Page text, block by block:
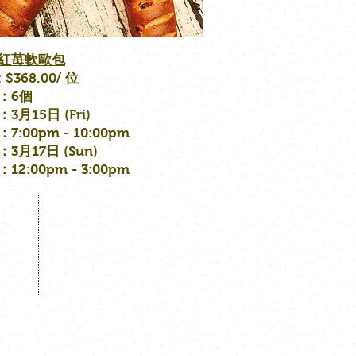
苺軟歐包
$368.00/ 位
6個
3月15日 (Fri)
7:00pm - 10:00pm
3月17日 (Sun)
12:00pm - 3:00pm